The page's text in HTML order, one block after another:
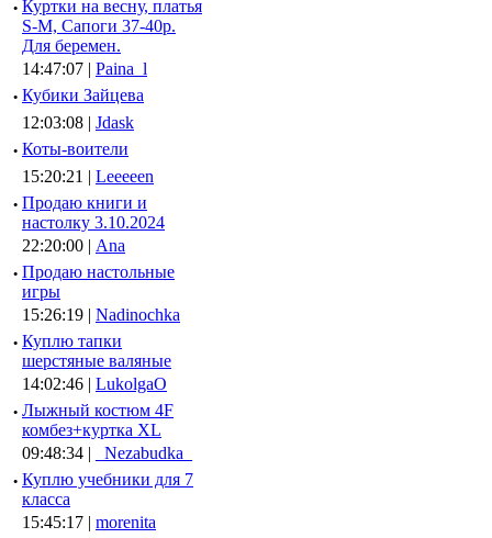
· Куртки на весну, платья
S-M, Сапоги 37-40р.
Для беремен.
14:47:07 | Paina_l
· Кубики Зайцева
12:03:08 | Jdask
· Коты-воители
15:20:21 | Leeeeen
· Продаю книги и
настолку 3.10.2024
22:20:00 | Ana
· Продаю настольные
игры
15:26:19 | Nadinochka
· Куплю тапки
шерстяные валяные
14:02:46 | LukolgaO
· Лыжный костюм 4F
комбез+куртка XL
09:48:34 |
_Nezabudka_
· Куплю учебники для 7
класса
15:45:17 | morenita